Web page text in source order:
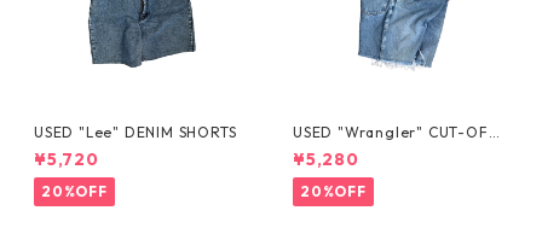
USED "Lee" DENIM SHORTS
¥5,720
20%OFF
USED "Wrangler" CUT-OFF
DENIM SHORTS
¥5,280
20%OFF